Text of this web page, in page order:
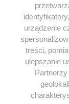
KONTAKT
ODWIEDŹ
urządzenie
treści,
ulepszanie